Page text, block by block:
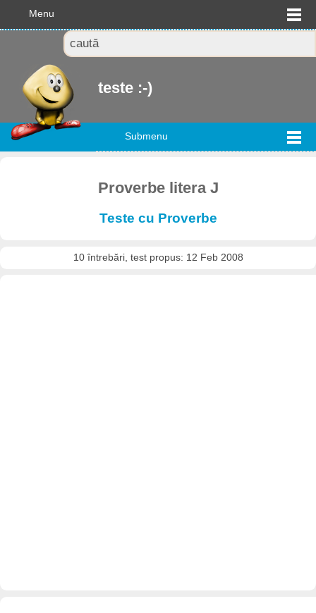
Menu
teste :-)
Submenu
Proverbe litera J
Teste cu Proverbe
10 întrebări, test propus: 12 Feb 2008